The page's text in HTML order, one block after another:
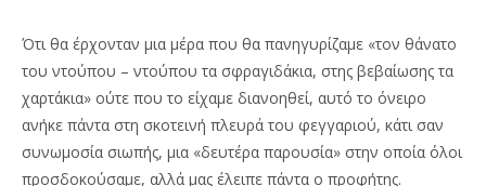
Ότι θα έρχονταν μια μέρα που θα πανηγυρίζαμε «τον θάνατο
του ντούπου – ντούπου τα σφραγιδάκια, στης βεβαίωσης τα
χαρτάκια» ούτε που το είχαμε διανοηθεί, αυτό το όνειρο
ανήκε πάντα στη σκοτεινή πλευρά του φεγγαριού, κάτι σαν
συνωμοσία σιωπής, μια «δευτέρα παρουσία» στην οποία όλοι
προσδοκούσαμε, αλλά μας έλειπε πάντα ο προφήτης.